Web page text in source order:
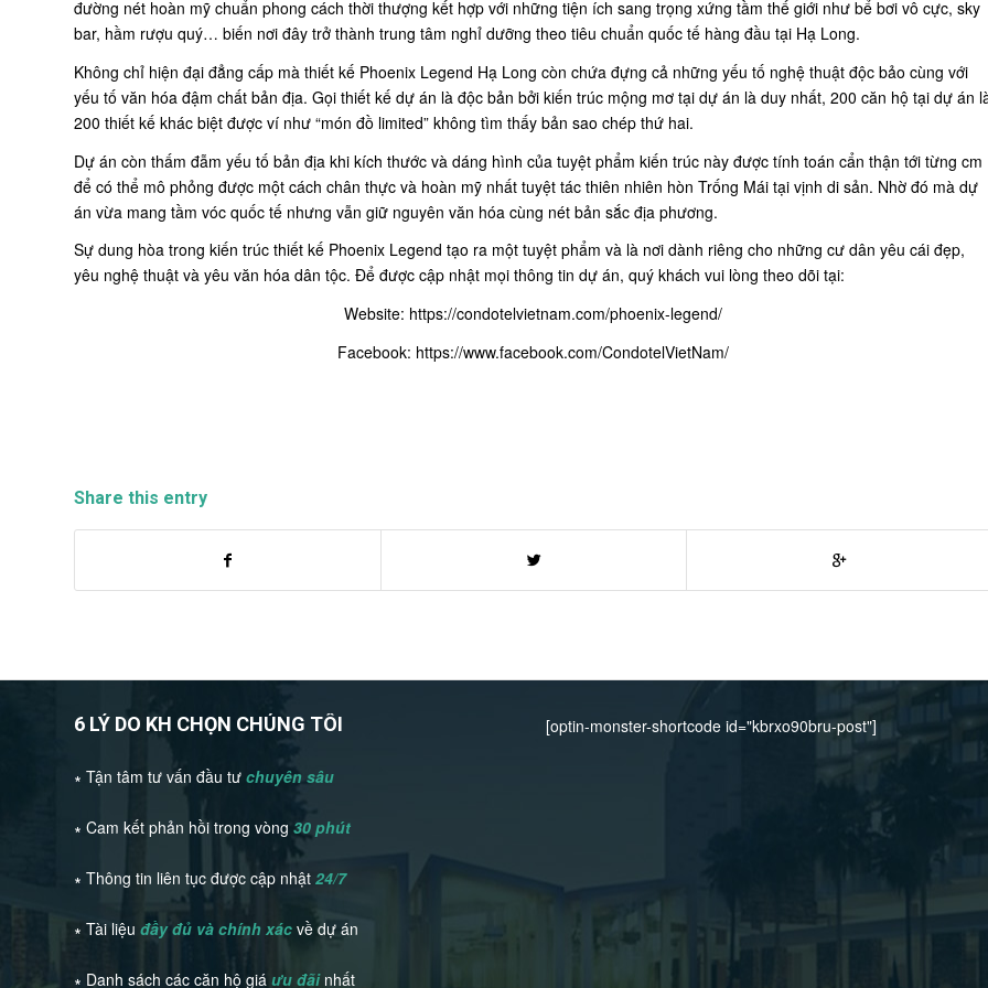
đường nét hoàn mỹ chuẩn phong cách thời thượng kết hợp với những tiện ích sang trọng xứng tầm thế giới như bể bơi vô cực, sky
bar, hầm rượu quý… biến nơi đây trở thành trung tâm nghỉ dưỡng theo tiêu chuẩn quốc tế hàng đầu tại Hạ Long.
Không chỉ hiện đại đẳng cấp mà thiết kế Phoenix Legend Hạ Long còn chứa đựng cả những yếu tố nghệ thuật độc bảo cùng với
yếu tố văn hóa đậm chất bản địa. Gọi thiết kế dự án là độc bản bởi kiến trúc mộng mơ tại dự án là duy nhất, 200 căn hộ tại dự án
200 thiết kế khác biệt được ví như “món đồ limited” không tìm thấy bản sao chép thứ hai.
Dự án còn thấm đẫm yếu tố bản địa khi kích thước và dáng hình của tuyệt phẩm kiến trúc này được tính toán cẩn thận tới từng cm
để có thể mô phỏng được một cách chân thực và hoàn mỹ nhất tuyệt tác thiên nhiên hòn Trống Mái tại vịnh di sản. Nhờ đó mà dự
án vừa mang tầm vóc quốc tế nhưng vẫn giữ nguyên văn hóa cùng nét bản sắc địa phương.
Sự dung hòa trong kiến trúc thiết kế Phoenix Legend tạo ra một tuyệt phẩm và là nơi dành riêng cho những cư dân yêu cái đẹp,
yêu nghệ thuật và yêu văn hóa dân tộc. Để được cập nhật mọi thông tin dự án, quý khách vui lòng theo dõi tại:
Website: https://condotelvietnam.com/phoenix-legend/
Facebook: https://www.facebook.com/CondotelVietNam/
Share this entry
6 LÝ DO KH CHỌN CHÚNG TÔI
∗ Tận tâm tư vấn đầu tư chuyên sâu
∗ Cam kết phản hồi trong vòng 30 phút
∗ Thông tin liên tục được cập nhật 24/7
∗ Tài liệu đầy đủ và chính xác về dự án
∗ Danh sách các căn hộ giá ưu đãinhất
[optin-monster-shortcode id="kbrxo90bru-post"]